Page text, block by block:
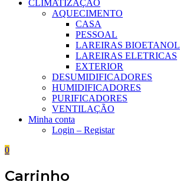
CLIMATIZAÇÃO
AQUECIMENTO
CASA
PESSOAL
LAREIRAS BIOETANOL
LAREIRAS ELETRICAS
EXTERIOR
DESUMIDIFICADORES
HUMIDIFICADORES
PURIFICADORES
VENTILAÇÃO
Minha conta
Login – Registar
0
Carrinho